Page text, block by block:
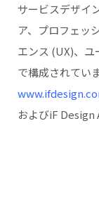
サービスデザイ
ア、プロフェッ
エンス (UX)、
で構成されてい
およびiF Design